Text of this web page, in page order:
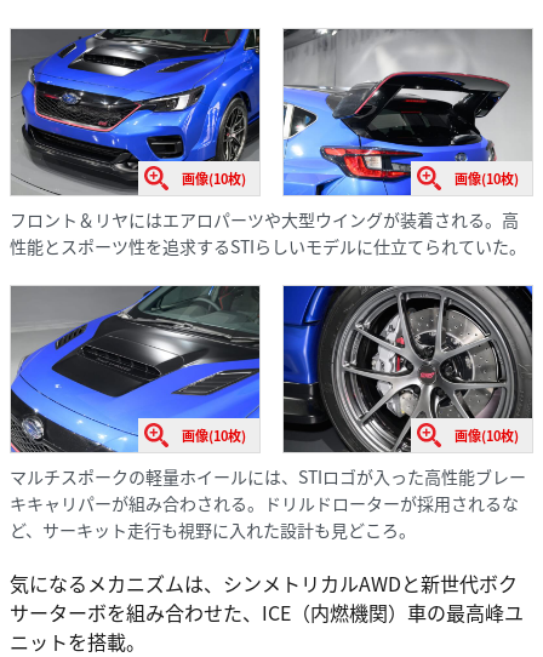
画像(10枚) 画像(10枚)
フロント＆リヤにはエアロパーツや大型ウイングが装着される。高
性能とスポーツ性を追求するSTIらしいモデルに仕立てられていた。
画像(10枚) 画像(10枚)
マルチスポークの軽量ホイールには、STIロゴが入った高性能ブレー
キキャリパーが組み合わされる。ドリルドローターが採用されるな
ど、サーキット走行も視野に入れた設計も見どころ。
気になるメカニズムは、シンメトリカルAWDと新世代ボク
サーターボを組み合わせた、ICE（内燃機関）車の最高峰ユ
ニットを搭載。